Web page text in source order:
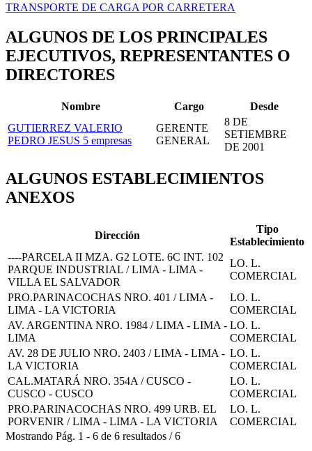
TRANSPORTE DE CARGA POR CARRETERA
ALGUNOS DE LOS PRINCIPALES
EJECUTIVOS, REPRESENTANTES O
DIRECTORES
Nombre Cargo
Desde
GUTIERREZ VALERIO
PEDRO JESUS 5 empresas
GERENTE
GENERAL
8 DE
SETIEMBRE
DE 2001
ALGUNOS ESTABLECIMIENTOS
ANEXOS
Dirección
Tipo
Establecimiento
----PARCELA II MZA. G2 LOTE. 6C INT. 102
PARQUE INDUSTRIAL / LIMA - LIMA -
VILLA EL SALVADOR
LO. L.
COMERCIAL
PRO.PARINACOCHAS NRO. 401 / LIMA -
LIMA - LA VICTORIA
LO. L.
COMERCIAL
AV. ARGENTINA NRO. 1984 / LIMA - LIMA -
LIMA
LO. L.
COMERCIAL
AV. 28 DE JULIO NRO. 2403 / LIMA - LIMA -
LA VICTORIA
LO. L.
COMERCIAL
CAL.MATARÁ NRO. 354A / CUSCO -
CUSCO - CUSCO
LO. L.
COMERCIAL
PRO.PARINACOCHAS NRO. 499 URB. EL
PORVENIR / LIMA - LIMA - LA VICTORIA
LO. L.
COMERCIAL
Mostrando Pág. 1 - 6 de 6 resultados /6